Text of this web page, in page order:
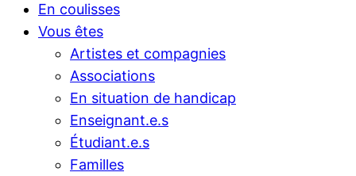
En coulisses
Vous êtes
Artistes et compagnies
Associations
En situation de handicap
Enseignant.e.s
Étudiant.e.s
Familles